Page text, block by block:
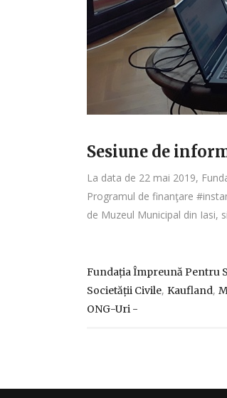
Sesiune de
La data de 22 mai 2019,
Programul de finanţare
de Muzeul Municipal din Iasi,
Fundația Împreună Pentru
Societății Civile, Kaufland,
ONG-Uri -